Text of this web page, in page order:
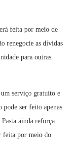
feita por meio de
renegocie as dívidas
para outras
um serviço gratuito e
pode ser feito apenas
Pasta ainda reforça
feita por meio do